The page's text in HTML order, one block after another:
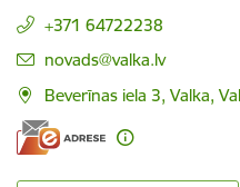
+371 64722238
E-pasts:
novads@valka.lv
Beverīnas iela 3, Valka,